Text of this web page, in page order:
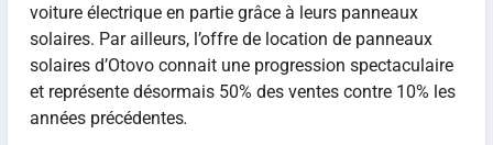
voiture électrique en partie grâce à leurs panneaux
solaires. Par ailleurs, l’offre de location de panneaux
solaires d’Otovo connait une progression spectaculaire
et représente désormais 50% des ventes contre 10% les
années précédentes.